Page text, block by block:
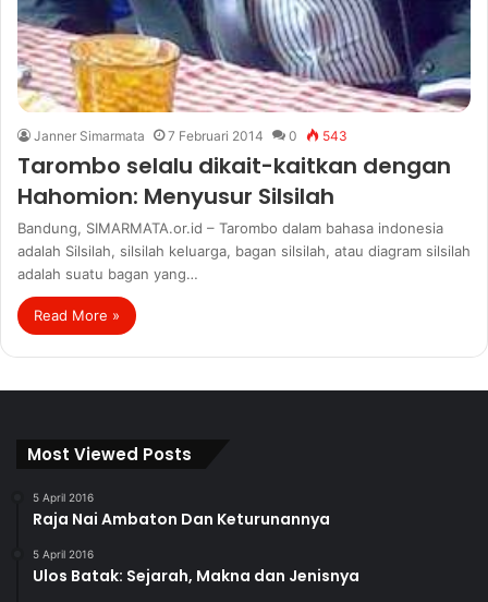
Janner Simarmata 7 Februari 2014 0 543
Tarombo selalu dikait-kaitkan dengan
Hahomion: Menyusur Silsilah
Bandung, SIMARMATA.or.id – Tarombo dalam bahasa indonesia
adalah Silsilah, silsilah keluarga, bagan silsilah, atau diagram silsilah
adalah suatu bagan yang…
Read More »
Most Viewed Posts
5 April 2016
Raja Nai Ambaton Dan Keturunannya
5 April 2016
Ulos Batak: Sejarah, Makna dan Jenisnya